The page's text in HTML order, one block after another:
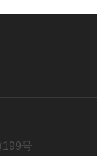
199号